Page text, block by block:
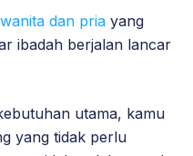
dan pria yang
ibadah berjalan lancar
utama, kamu
yang tidak perlu